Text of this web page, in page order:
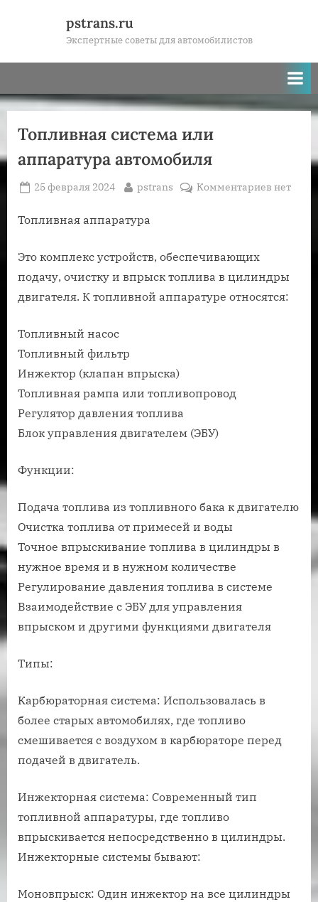
pstrans.ru
Экспертные советы для автомобилистов
Топливная система или
аппаратура автомобиля
Posted
25 февраля 2024 By
pstrans Комментариевкнет
Топливная аппаратура
Это комплекс устройств, обеспечивающих
подачу, очистку и впрыск топлива в цилиндры
двигателя. К топливной аппаратуре относятся:
Топливный насос
Топливный фильтр
Инжектор (клапан впрыска)
Топливная рампа или топливопровод
Регулятор давления топлива
Блок управления двигателем (ЭБУ)
Функции:
Подача топлива из топливного бака к двигателю
Очистка топлива от примесей и воды
Точное впрыскивание топлива в цилиндры в
нужное время и в нужном количестве
Регулирование давления топлива в системе
Взаимодействие с ЭБУ для управления
впрыском и другими функциями двигателя
Типы:
Карбюраторная система: Использовалась в
более старых автомобилях, где топливо
смешивается с воздухом в карбюраторе перед
подачей в двигатель.
Инжекторная система: Современный тип
топливной аппаратуры, где топливо
впрыскивается непосредственно в цилиндры.
Инжекторные системы бывают:
Моновпрыск: Один инжектор на все цилиндры